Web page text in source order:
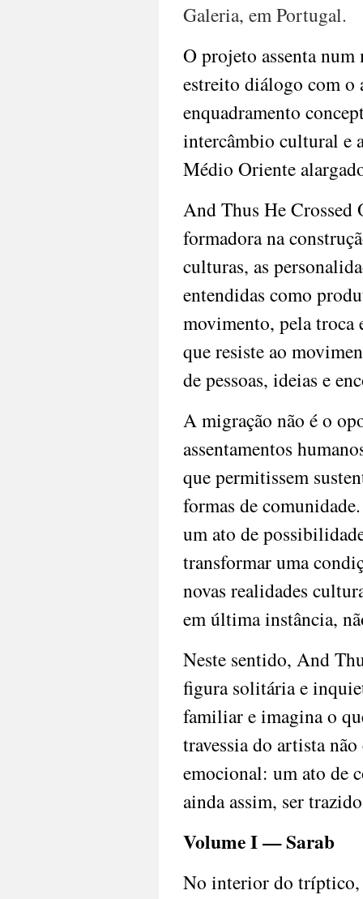
Galeria, em Portugal.
O projeto assenta
estreito diálogo com o
enquadramento
intercâmbio cultural e
Médio Oriente
And Thus He Crossed
formadora na
culturas, as
entendidas como
movimento, pela troca
que resiste ao
de pessoas, ideias e
A migração não é o
assentamentos
que permitissem
formas de
um ato de
transformar uma
novas realidades
em última instância,
Neste sentido, And
figura solitária e
familiar e imagina o
travessia do artista
emocional: um ato de
ainda assim, ser
Volume I — Sarab
No interior do tríptico,